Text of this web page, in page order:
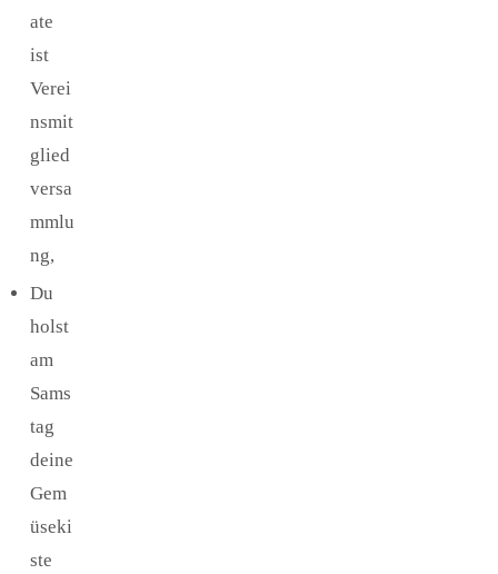
ate
ist
Verei
nsmit
glied
versa
mmlu
ng,
Du
holst
am
Sams
tag
deine
Gem
üseki
ste